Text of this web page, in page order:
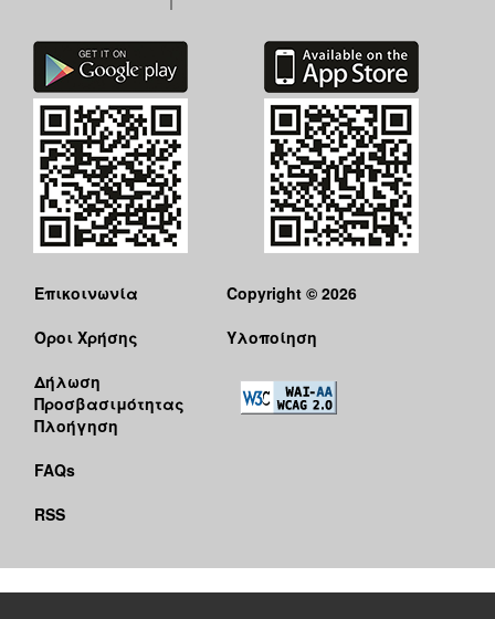
Επικοινωνία
Όροι Χρήσης
Δήλωση
Προσβασιμότητας
Πλοήγηση
FAQs
RSS
Copyright © 2026
Υλοποίηση